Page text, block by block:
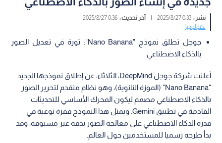
نشر :0:33 2025/8/27
| آخر تحديث :0:36 2025/8/27
تكنولوجيا
جوجل تطلق نموذج "Nano Banana": ثورة في تعديل الصور
بالذكاء الاصطناعي
أعلنت شركة جوجل DeepMind، الثلاثاء، عن إطلاق نموذجها الجديد
"Nano Banana" (الموزة النانوية)، وهو نظام متقدم لتحرير الصور
بالذكاء الاصطناعي مصمم ليكون المحرك الأساسي للتحديثات
القادمة في تطبيق Gemini. ويمثل هذا النموذج قفزة نوعية في
قدرة الذكاء الاصطناعي على معالجة الصور بدقة غير مسبوقة، وقد
بدأ طرحه رسميا للمستخدمين حول العالم.